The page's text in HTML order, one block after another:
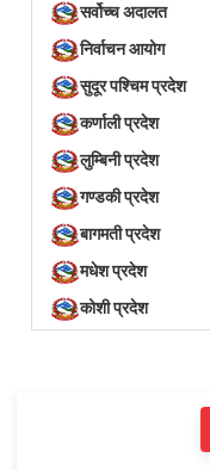
सर्वोच्च अदालत
निर्वाचन आयोग
सुदूर पश्चिम प्रदेश
कर्णाली प्रदेश
लुम्बिनी प्रदेश
गण्डकी प्रदेश
बागमती प्रदेश
मधेश प्रदेश
कोशी प्रदेश